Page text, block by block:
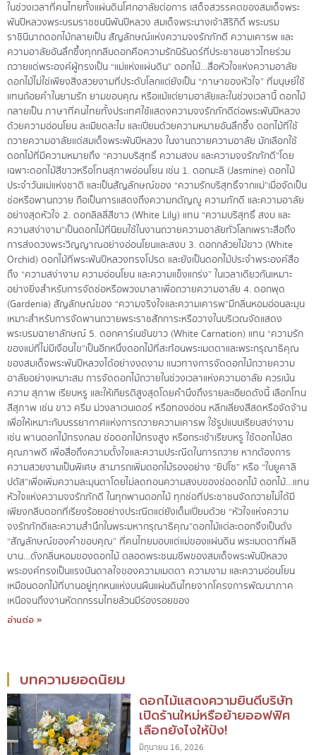
ในช่วงเวลาที่คนไทยทั้งแผ่นดินโศกอาลัยต่อการ เสด็จสวรรคตของสมเด็จพระ
พันปีหลวงพระบรมราชชนนีพันปีหลวง สมเด็จพระนางเจ้าสิริกิติ์ พระบรม
ราชินีนาถดอกไม้กลายเป็น สัญลักษณ์แห่งความจงรักภักดี ความเคารพ และ
ความอาลัยอันลึกซึ้งทุกกลีบดอกคือความรักนิรันดร์ที่ประชาชนชาวไทยร่วม
ถวายแด่พระองค์ผู้ทรงเป็น “แม่แห่งแผ่นดิน” ดอกไม้…สื่อหัวใจแห่งความอาลัย
ดอกไม้ไม่ใช่เพียงสิ่งสวยงามที่ประดับโลกแต่ยังเป็น “ภาษาของหัวใจ” ที่มนุษย์ใช้
แทนถ้อยคำในยามรัก ยามขอบคุณ หรือแม้แต่ยามอาลัยและในช่วงเวลานี้ ดอกไม้
กลายเป็น ภาษาที่คนไทยทั้งประเทศใช้แสดงความจงรักภักดีต่อพระพันปีหลวง
ด้วยความอ่อนโยน ละเมียดละไม และเปี่ยมด้วยความหมายอันลึกซึ้ง ดอกไม้ที่ใช้
ถวายความอาลัยแด่สมเด็จพระพันปีหลวง ในงานถวายความอาลัย มักเลือกใช้
ดอกไม้ที่มีความหมายถึง “ความบริสุทธิ์ ความสงบ และความจงรักภักดี”โดย
เฉพาะดอกไม้สีขาวหรือโทนสุภาพอ่อนโยน เช่น 1. ดอกมะลิ (Jasmine) ดอกไม้
ประจำวันแม่แห่งชาติ และเป็นสัญลักษณ์ของ “ความรักบริสุทธิ์จากแม่”เมื่อจัดเป็น
ช่อหรือพานถวาย ถือเป็นการแสดงถึงความกตัญญู ความภักดี และความอาลัย
อย่างสุดหัวใจ 2. ดอกลิลลี่สีขาว (White Lily) แทน “ความบริสุทธิ์ สงบ และ
ความสง่างาม”เป็นดอกไม้ที่นิยมใช้ในงานถวายความอาลัยทั่วโลกเพราะสื่อถึง
การส่งดวงพระวิญญาณอย่างอ่อนโยนและสงบ 3. ดอกกล้วยไม้ขาว (White
Orchid) ดอกไม้ที่พระพันปีหลวงทรงโปรด และยังเป็นดอกไม้ประจำพระองค์สื่อ
ถึง “ความสง่างาม ความอ่อนโยน และความแข็งแกร่ง” ในเวลาเดียวกันเหมาะ
อย่างยิ่งสำหรับการจัดช่อหรือพวงมาลาเพื่อถวายความอาลัย 4. ดอกพุด
(Gardenia) สัญลักษณ์ของ “ความจริงใจและความเคารพ”มีกลิ่นหอมอ่อนละมุน
เหมาะสำหรับการจัดพานถวายพระราชสักการะหรือวางในบริเวณจัดแสดง
พระบรมฉายาลักษณ์ 5. ดอกคาร์เนชันขาว (White Carnation) แทน “ความรัก
ของแม่ที่ไม่มีเงื่อนไข”เป็นอีกหนึ่งดอกไม้ที่สะท้อนพระเมตตาและพระกรุณาธิคุณ
ของสมเด็จพระพันปีหลวงได้อย่างงดงาม แนวทางการจัดดอกไม้ถวายความ
อาลัยอย่างเหมาะสม การจัดดอกไม้ถวายในช่วงเวลาแห่งความอาลัย ควรเน้น
ความ สุภาพ เรียบหรู และให้เกียรติสูงสุดโดยคำนึงถึงรายละเอียดดังนี้ เลือกโทน
สีสุภาพ เช่น ขาว ครีม ม่วงลาเวนเดอร์ หรือทองอ่อน หลีกเลี่ยงสีสดหรือจัดจ้าน
เพื่อให้เหมาะกับบรรยากาศแห่งการถวายความเคารพ ใช้รูปแบบเรียบสง่างาม
เช่น พานดอกไม้ทรงกลม ช่อดอกไม้ทรงสูง หรือกระเช้าเรียบหรู ใช้ดอกไม้สด
คุณภาพดี เพื่อสื่อถึงความตั้งใจและความประณีตในการถวาย หากต้องการ
ความสวยงามเป็นพิเศษ สามารถเพิ่มดอกไม้รองอย่าง “ยิปโซ” หรือ “ใบยูคาลิ
ปตัส”เพื่อเพิ่มความละมุนตาโดยไม่ลดทอนความสงบของช่อดอกไม้ ดอกไม้…แทน
หัวใจแห่งความจงรักภักดี ในทุกพานดอกไม้ ทุกช่อที่ประชาชนจัดถวายไม่ได้มี
เพียงกลีบดอกที่เรียงร้อยอย่างประณีตแต่ยังเต็มเปี่ยมด้วย “หัวใจแห่งความ
จงรักภักดีและความสำนึกในพระมหากรุณาธิคุณ”ดอกไม้แต่ละดอกจึงเป็นดั่ง
“สัญลักษณ์ของคำขอบคุณ” ที่คนไทยมอบแด่แม่ของแผ่นดิน พระเมตตาที่ผลิ
บาน…ดั่งกลิ่นหอมของดอกไม้ ตลอดพระชนมชีพของสมเด็จพระพันปีหลวง
พระองค์ทรงเป็นแรงบันดาลใจของความเมตตา ความงาม และความอ่อนโยน
เหมือนดอกไม้ที่บานอยู่ทุกหนแห่งบนผืนแผ่นดินไทยจากโครงการพัฒนาภาค
เหนือจนถึงงานหัตถกรรมไทยล้วนมีร่องรอยของ
อ่านต่อ »
บทความยอดนิยม
ดอกไม้แสดงความยินดีบริษัท
เปิดร้านใหม่หรือย้ายออฟฟิศ
เลือกยังไงให้ปัง!
มิถุนายน 16, 2026